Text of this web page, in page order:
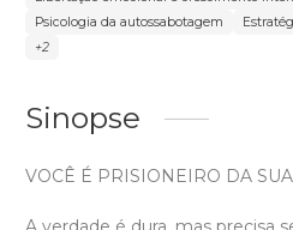
Psicologia da autossabotagem
+2
Sinopse
VOCÊ É PRISIONEIRO DA